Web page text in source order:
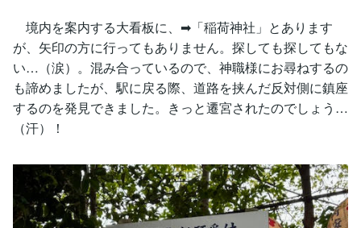
境内を案内する大看板に、➡「稲荷神社」とあります
が、矢印の方に行ってもありません。探しても探してもな
い…（涙）。混み合っているので、神職様にお尋ねするの
も諦めましたが、駅に戻る際、道路を挟んだ反対側に鎮座
するのを発見できました。きっと遷宮されたのでしょう…
（汗）！